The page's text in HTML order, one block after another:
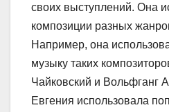
своих выступлений. Она
композиции разных
Например, она
музыку таких
Чайковский и Вольфганг
Евгения использовала